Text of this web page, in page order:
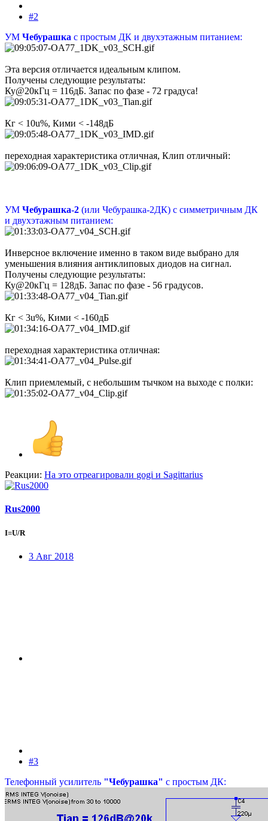
#2
УМ Чебурашка с простым ДК и двухэтажным питанием:
Эта версия отличается идеальным клипом.
Получены следующие результаты:
Ку@20кГц = 116дБ. Запас по фазе - 72 градуса!
Кг < 10u%, Кими < -148дБ
переходная характеристика отличная, Клип отличный:
УМ Чебурашка-2 (или Чебурашка-2ДК) с симметричным ДК
и двухэтажным питанием:
Инверсное включение именно в таком виде выбрано для
уменьшения влияния антиклиповых диодов на сигнал.
Получены следующие результаты:
Ку@20кГц = 128дБ. Запас по фазе - 56 градусов.
Кг < 3u%, Кими < -160дБ
переходная характеристика отличная:
Клип приемлемый, с небольшим тычком на выходе с полки:
Реакции: На это отреагировали gogi и Sagittarius
Rus2000
I=U/R
3 Авг 2018
#3
Телефонный усилитель "Чебурашка" с простым ДК: